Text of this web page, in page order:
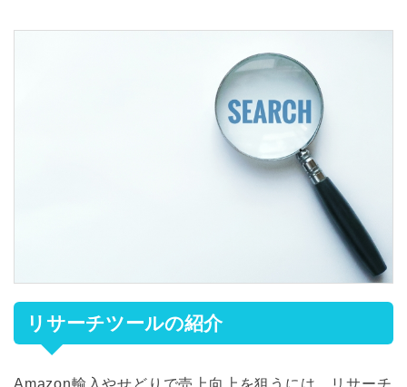
リサーチツールの紹介
Amazon輸入やせどりで売上向上を狙うには、リサーチ